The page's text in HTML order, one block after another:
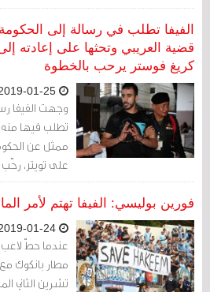
الفيفا تطلب في رسالة إلى الحكومة
قضية العريبي وتحثها على إعادته
كريغ فوستر يرحب بالخطوة
وجهت الفيفا
تطلب فيها
ممثل عن
على تويتر،
الأسترالي
فورين بوليسي: الفيفا تهتم لأمر
عندما حطّ لاعب
مطار بانكوك
تشرين الثاني